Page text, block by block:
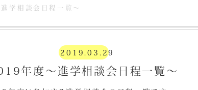
学相談会日程一覧～
2019.03.29
年度～進学相談会日程一覧～